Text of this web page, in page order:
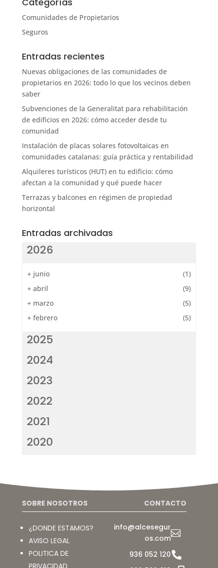
Comunidades de Propietarios
Seguros
Entradas recientes
Nuevas obligaciones de las comunidades de
propietarios en 2026: todo lo que los vecinos deben
saber
Subvenciones de la Generalitat para rehabilitación
de edificios en 2026: cómo acceder desde tu
comunidad
Instalación de placas solares fotovoltaicas en
comunidades catalanas: guía práctica y rentabilidad
Alquileres turísticos (HUT) en tu edificio: cómo
afectan a la comunidad y qué puede hacer
Terrazas y balcones en régimen de propiedad
horizontal
Entradas archivadas
2026
+ junio
(1)
+ abril
(9)
+ marzo
(5)
+ febrero (5)
2025
2024
2023
2022
2021
2020
SOBRE NOSOTROS
¿DONDE ESTAMOS?
AVISO LEGAL
POLITICA DE
CONTACTO

info@alcesegur
os.com

936 052 120